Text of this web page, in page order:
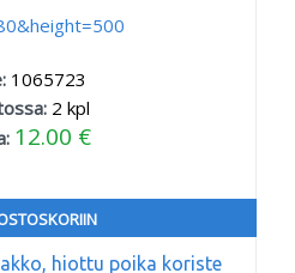
1065723
2 kpl
12.00 €
hiottu poika koriste